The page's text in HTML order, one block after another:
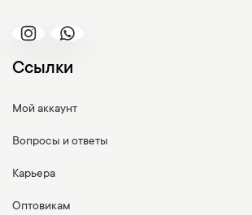
Ссылки
Мой аккаунт
Вопросы и ответы
Карьера
Оптовикам